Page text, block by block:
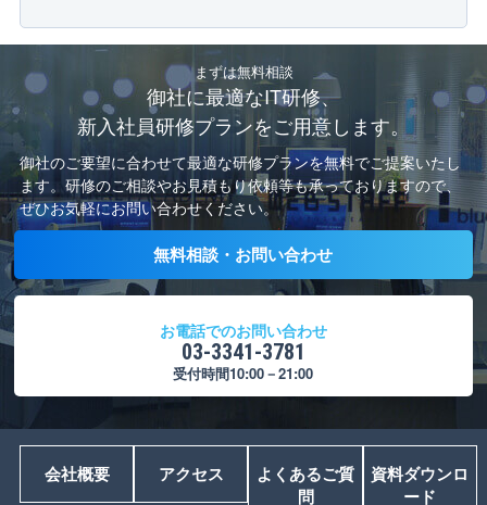
まずは無料相談
御社に最適なIT研修、
新入社員研修プランをご用意します。
御社のご要望に合わせて最適な研修プランを無料でご提案いたし
ます。 研修のご相談やお見積もり依頼等も承っておりますので、
ぜひお気軽にお問い合わせください。
無料相談・お問い合わせ
お電話でのお問い合わせ
03-3341-3781
受付時間10:00－21:00
会社概要 アクセス
よくあるご質
問
資料ダウンロ
ード